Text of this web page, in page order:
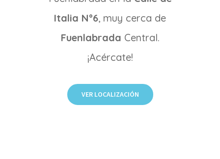
Italia Nº6, muy cerca de
Fuenlabrada Central.
¡Acércate!
VER LOCALIZACIÓN